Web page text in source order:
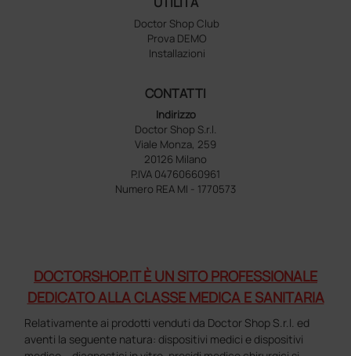
Doctor Shop Club
Prova DEMO
Installazioni
CONTATTI
Indirizzo
Doctor Shop S.r.l.
Viale Monza, 259
20126 Milano
P.IVA 04760660961
Numero REA MI - 1770573
DOCTORSHOP.IT È UN SITO PROFESSIONALE
DEDICATO ALLA CLASSE MEDICA E SANITARIA
Relativamente ai prodotti venduti da Doctor Shop S.r.l. ed
aventi la seguente natura: dispositivi medici e dispositivi